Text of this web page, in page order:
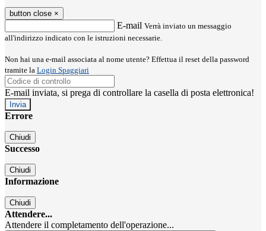
button close ×
E-mail Verrà inviato un messaggio
all'indirizzo indicato con le istruzioni necessarie.
Non hai una e-mail associata al nome utente? Effettua il reset della password
tramite la Login Spaggiari
E-mail inviata, si prega di controllare la casella di posta elettronica!
Errore
Chiudi
Successo
Chiudi
Informazione
Chiudi
Attendere...
Attendere il completamento dell'operazione...